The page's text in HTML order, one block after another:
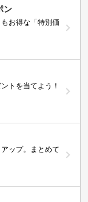
ン
お得な「特別価
トを当てよう！
ップ。まとめて